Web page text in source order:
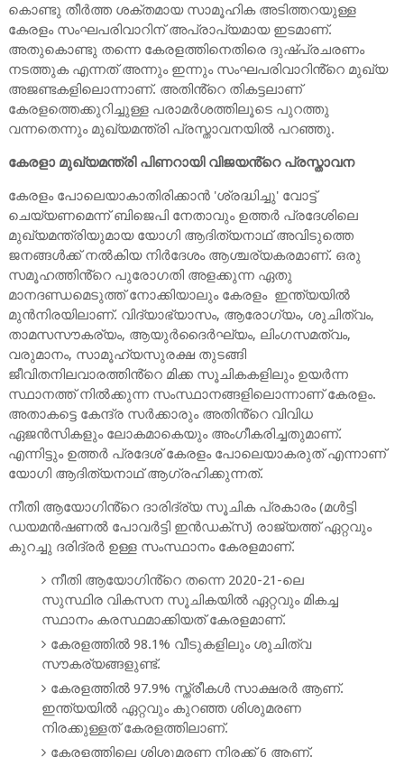
കൊണ്ടു തീര്‍ത്ത ശക്തമായ സാമൂഹിക അടിത്തറയുള്ള
കേരളം സംഘപരിവാറിന് അപ്രാപ്യമായ ഇടമാണ്.
അതുകൊണ്ടു തന്നെ കേരളത്തിനെതിരെ ദുഷ്പ്രചരണം
നടത്തുക എന്നത് അന്നും ഇന്നും സംഘപരിവാറിൻ്റെ മുഖ്യ
അജണ്ടകളിലൊന്നാണ്. അതിൻ്റെ തികട്ടലാണ്
കേരളത്തെക്കുറിച്ചുള്ള പരാമര്‍ശത്തിലൂടെ പുറത്തു
വന്നതെന്നും മുഖ്യമന്ത്രി പ്രസ്താവനയില്‍ പറഞ്ഞു.
കേരളാ മുഖ്യമന്ത്രി പിണറായി വിജയൻ്റെ പ്രസ്താവന
കേരളം പോലെയാകാതിരിക്കാന്‍ 'ശ്രദ്ധിച്ചു' വോട്ട്
ചെയ്യണമെന്ന് ബിജെപി നേതാവും ഉത്തര്‍ പ്രദേശിലെ
മുഖ്യമന്ത്രിയുമായ യോഗി ആദിത്യനാഥ് അവിടുത്തെ
ജനങ്ങള്‍ക്ക് നല്‍കിയ നിര്‍ദേശം ആശ്ചര്യകരമാണ്. ഒരു
സമൂഹത്തിൻ്റെ പുരോഗതി അളക്കുന്ന ഏതു
മാനദണ്ഡമെടുത്ത് നോക്കിയാലും കേരളം ഇന്ത്യയില്‍
മുന്‍നിരയിലാണ്. വിദ്യാഭ്യാസം, ആരോഗ്യം, ശുചിത്വം,
താമസസൗകര്യം, ആയുര്‍ദൈര്‍ഘ്യം, ലിംഗസമത്വം,
വരുമാനം, സാമൂഹ്യസുരക്ഷ തുടങ്ങി
ജീവിതനിലവാരത്തിൻ്റെ മിക്ക സൂചികകളിലും ഉയര്‍ന്ന
സ്ഥാനത്ത് നില്‍ക്കുന്ന സംസ്ഥാനങ്ങളിലൊന്നാണ് കേരളം.
അതാകട്ടെ കേന്ദ്ര സര്‍ക്കാരും അതിൻ്റെ വിവിധ
ഏജന്‍സികളും ലോകമാകെയും അംഗീകരിച്ചതുമാണ്.
എന്നിട്ടും ഉത്തര്‍ പ്രദേശ് കേരളം പോലെയാകരുത് എന്നാണ്
യോഗി ആദിത്യനാഥ് ആഗ്രഹിക്കുന്നത്.
നീതി ആയോഗിൻ്റെ ദാരിദ്ര്യ സൂചിക പ്രകാരം (മള്‍ട്ടി
ഡയമന്‍ഷണല്‍ പോവര്‍ട്ടി ഇന്‍ഡക്‌സ്) രാജ്യത്ത് ഏറ്റവും
കുറച്ചു ദരിദ്രര്‍ ഉള്ള സംസ്ഥാനം കേരളമാണ്.
നീതി ആയോഗിൻ്റെ തന്നെ 2020-21-ലെ
സുസ്ഥിര വികസന സൂചികയില്‍ ഏറ്റവും മികച്ച
സ്ഥാനം കരസ്ഥമാക്കിയത് കേരളമാണ്.
കേരളത്തില്‍ 98.1% വീടുകളിലും ശുചിത്വ
സൗകര്യങ്ങളുണ്ട്.
കേരളത്തില്‍ 97.9% സ്ത്രീകള്‍ സാക്ഷരര്‍ ആണ്.
ഇന്ത്യയില്‍ ഏറ്റവും കുറഞ്ഞ ശിശുമരണ
നിരക്കുള്ളത് കേരളത്തിലാണ്.
കേരളത്തിലെ ശിശുമരണ നിരക്ക് 6 ആണ്.